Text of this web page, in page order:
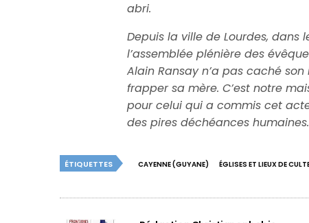
abri.
Depuis la ville de Lourdes, dans
l’assemblée plénière des
Alain Ransay n’a pas caché
frapper sa mère. C’est notre
pour celui qui a commis cet
des pires déchéances
ÉTIQUETTES CAYENNE (GUYANE) ÉGLISES ET LIEUX DE